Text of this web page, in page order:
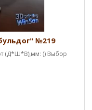
№219
(Д*Ш*В),мм: () Выбор